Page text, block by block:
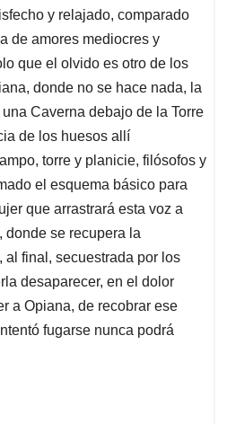
y relajado, comparado
de amores mediocres y
que el olvido es otro de los
donde no se hace nada, la
Caverna debajo de la Torre
de los huesos allí
torre y planicie, filósofos y
el esquema básico para
que arrastrará esta voz a
donde se recupera la
al final, secuestrada por los
desaparecer, en el dolor
a Opiana, de recobrar ese
fugarse nunca podrá